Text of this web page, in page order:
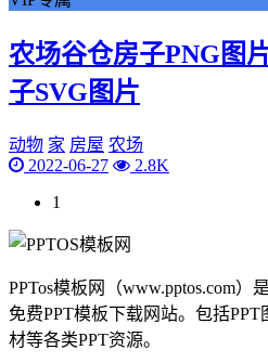
农场谷仓房子PNG图
子SVG图片
动物 家 房屋 农场
2022-06-27
2.8K
1
PPTos模板网（www.pptos.com）
免费PPT模板下载网站。包括
材等各类PPT资源。